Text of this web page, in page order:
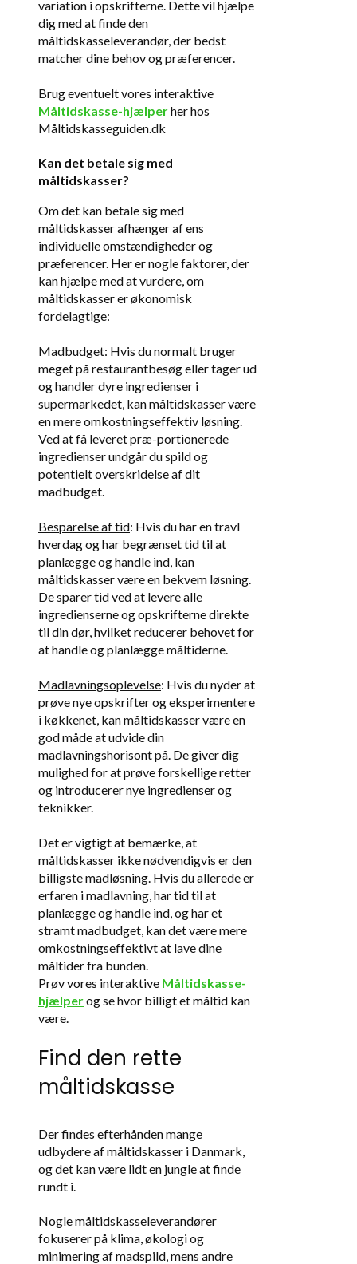
variation i opskrifterne. Dette vil hjælpe
dig med at finde den
måltidskasseleverandør, der bedst
matcher dine behov og præferencer.
Brug eventuelt vores interaktive
Måltidskasse-hjælperher hos
Måltidskasseguiden.dk
Kan det betale sig med
måltidskasser?
Om det kan betale sig med
måltidskasser afhænger af ens
individuelle omstændigheder og
præferencer. Her er nogle faktorer, der
kan hjælpe med at vurdere, om
måltidskasser er økonomisk
fordelagtige:
Madbudget: Hvis du normalt bruger
meget på restaurantbesøg eller tager ud
og handler dyre ingredienser i
supermarkedet, kan måltidskasser være
en mere omkostningseffektiv løsning.
Ved at få leveret præ-portionerede
ingredienser undgår du spild og
potentielt overskridelse af dit
madbudget.
Besparelse af tid: Hvis du har en travl
hverdag og har begrænset tid til at
planlægge og handle ind, kan
måltidskasser være en bekvem løsning.
De sparer tid ved at levere alle
ingredienserne og opskrifterne direkte
til din dør, hvilket reducerer behovet for
at handle og planlægge måltiderne.
Madlavningsoplevelse: Hvis du nyder at
prøve nye opskrifter og eksperimentere
i køkkenet, kan måltidskasser være en
god måde at udvide din
madlavningshorisont på. De giver dig
mulighed for at prøve forskellige retter
og introducerer nye ingredienser og
teknikker.
Det er vigtigt at bemærke, at
måltidskasser ikke nødvendigvis er den
billigste madløsning. Hvis du allerede er
erfaren i madlavning, har tid til at
planlægge og handle ind, og har et
stramt madbudget, kan det være mere
omkostningseffektivt at lave dine
måltider fra bunden.
Prøv vores interaktive Måltidskasse-
hjælperog se hvor billigt et måltid kan
være.
Find den rette
måltidskasse
Der findes efterhånden mange
udbydere af måltidskasser i Danmark,
og det kan være lidt en jungle at finde
rundt i.
Nogle måltidskasseleverandører
fokuserer på klima, økologi og
minimering af madspild, mens andre